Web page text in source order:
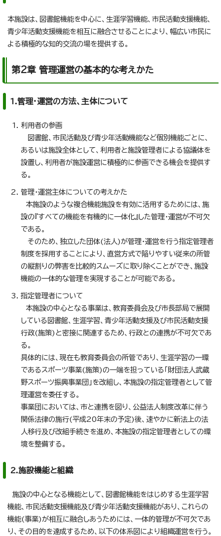
本施設は、図書館機能を中心に、生涯学習機能、市民活動支援機能、
青少年活動支援機能を相互に融合させることにより、幅広い市民に
よる積極的な知的交流の場を提供する。
第2章 管理運営の基本的な考えかた
1.管理・運営の方法、主体について
利用者の参画
図書館、市民活動及び青少年活動機能など個別機能ごとに、
あるいは施設全体として、利用者と施設管理者による協議体を
設置し、利用者が施設運営に積極的に参画できる機会を提供す
る。
管理・運営主体についての考えかた
本施設のような複合機能施設を有効に活用するためには、施
設の『すべての機能を有機的に一体化』した管理・運営が不可欠
である。
そのため、独立した団体(法人)が管理・運営を行う指定管理者
制度を採用することにより、直営方式で陥りやすい従来の所管
の縦割りの弊害を比較的スムーズに取り除くことができ、施設
機能の一体的な管理を実現することが可能である。
指定管理者について
本施設の中心となる事業は、教育委員会及び市長部局で展開
している図書館、生涯学習、青少年活動支援及び市民活動支援
行政(施策)と密接に関連するため、行政との連携が不可欠であ
る。
具体的には、現在も教育委員会の所管であり、生涯学習の一環
であるスポーツ事業(施策)の一端を担っている「財団法人武蔵
野スポーツ振興事業団」を改組し、本施設の指定管理者として管
理運営を委任する。
事業団においては、市と連携を図り、公益法人制度改革に伴う
関係法律の施行(平成20年末の予定)後、速やかに新法上の法
人移行及び改組手続きを進め、本施設の指定管理者としての環
境を整備する。
2.施設機能と組織
施設の中心となる機能として、図書館機能をはじめする生涯学習
機能、市民活動支援機能及び青少年活動支援機能があり、これらの
機能(事業)が相互に融合しあうためには、一体的管理が不可欠であ
り、その目的を達成するため、以下の体系図により組織運営を行う。